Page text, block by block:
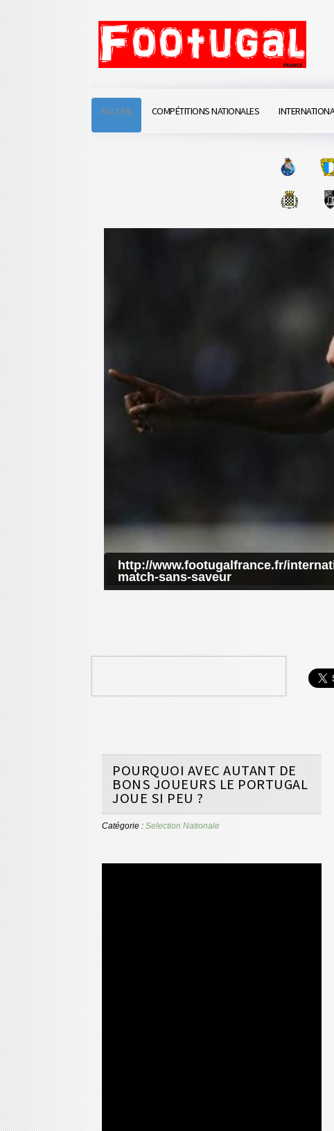
ACCUEIL COMPÉTITIONS NATIONALES
http://www.footugalfrance.fr/
match-sans-saveur
POURQUOI AVEC AUTANT DE
BONS JOUEURS LE PORTUGAL
JOUE SI PEU ?
Catégorie : Selection Nationale